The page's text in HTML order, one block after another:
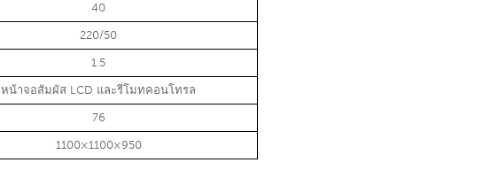
40
220/50
1.5
หน้าจอสัมผัส LCD และรีโมทคอนโทรล
76
1100×1100×950